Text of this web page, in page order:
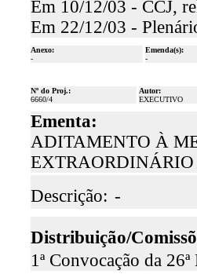
Em 10/12/03 - CCJ,
Em 22/12/03 -
Anexo:
-
Emenda(s):
-
Nº do Proj.:
6660/4
Autor:
EXECUTIVO
Ementa:
ADITAMENTO À
Descrição: -
Distribuição/
1ª Convocação da